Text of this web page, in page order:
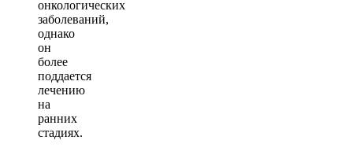
онкологических
заболеваний,
однако
он
более
поддается
лечению
на
ранних
стадиях.